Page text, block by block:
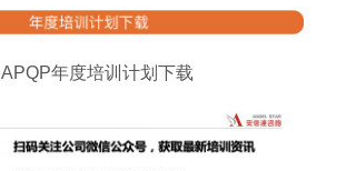
APQP年度培训计划下载